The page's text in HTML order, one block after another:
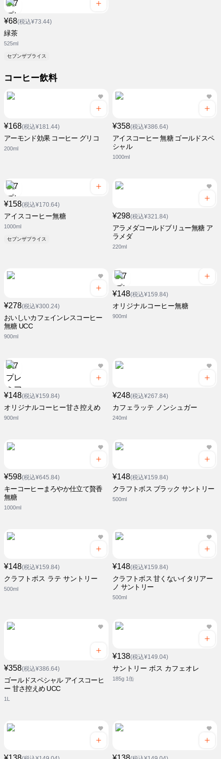
¥68(税込¥73.44)
緑茶
525ml
セブンザプライス
コーヒー飲料
¥168(税込¥181.44)
アーモンド効果 コーヒー グリコ
200ml
¥358(税込¥386.64)
アイスコーヒー 無糖 ゴールドスペ
シャル
1000ml
¥158(税込¥170.64)
アイスコーヒー無糖
1000ml
セブンザプライス
¥298(税込¥321.84)
アラメダコールドブリュー無糖 ア
ラメダ
220ml
¥278(税込¥300.24)
おいしいカフェインレスコーヒー
無糖 UCC
900ml
¥148(税込¥159.84)
オリジナルコーヒー無糖
900ml
¥148(税込¥159.84)
オリジナルコーヒー甘さ控えめ
900ml
¥248(税込¥267.84)
カフェラッテ ノンシュガー
240ml
¥598(税込¥645.84)
キーコーヒーまろやか仕立て贅香
無糖
1000ml
¥148(税込¥159.84)
クラフトボス ブラック サントリー
500ml
¥148(税込¥159.84)
クラフトボス ラテ サントリー
500ml
¥148(税込¥159.84)
クラフトボス 甘くないイタリアー
ノ サントリー
500ml
¥358(税込¥386.64)
ゴールドスペシャル アイスコーヒ
ー 甘さ控えめ UCC
1L
¥138(税込¥149.04)
サントリー ボス カフェオレ
185g 1缶